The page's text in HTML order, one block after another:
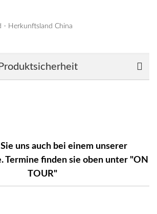
- Herkunftsland China
uns auch bei einem unserer
Termine finden sie oben unter "ON
TOUR"